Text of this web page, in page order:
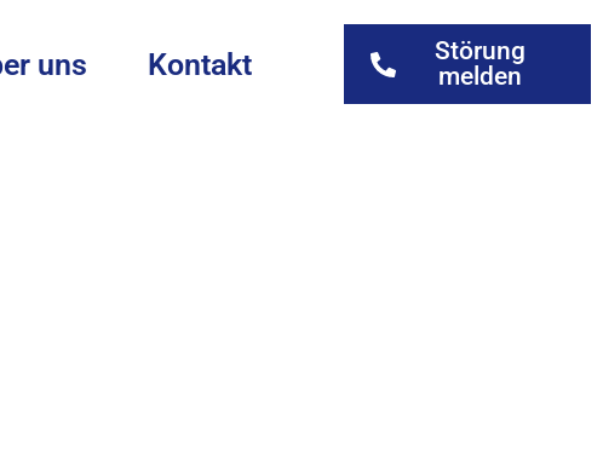
uns Kontakt
Störung
melden